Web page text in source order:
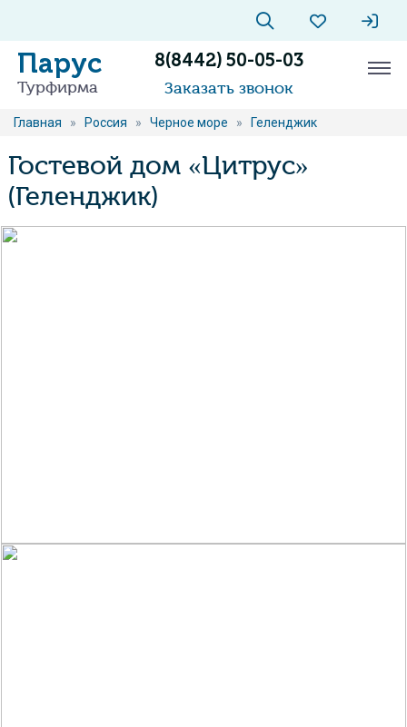
Парус
Турфирма
8(8442) 50-05-03
Заказать звонок
Главная » Россия » Черное море » Геленджик
Гостевой дом «Цитрус»
(Геленджик)